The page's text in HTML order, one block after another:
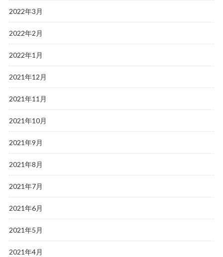
2022年3月
2022年2月
2022年1月
2021年12月
2021年11月
2021年10月
2021年9月
2021年8月
2021年7月
2021年6月
2021年5月
2021年4月